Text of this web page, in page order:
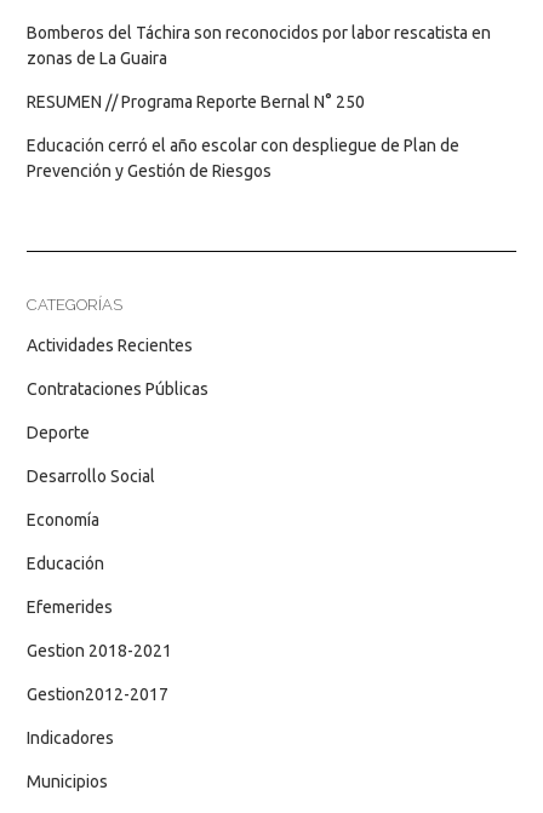
Bomberos del Táchira son reconocidos por labor rescatista en
zonas de La Guaira
RESUMEN // Programa Reporte Bernal N° 250
Educación cerró el año escolar con despliegue de Plan de
Prevención y Gestión de Riesgos
CATEGORÍAS
Actividades Recientes
Contrataciones Públicas
Deporte
Desarrollo Social
Economía
Educación
Efemerides
Gestion 2018-2021
Gestion2012-2017
Indicadores
Municipios